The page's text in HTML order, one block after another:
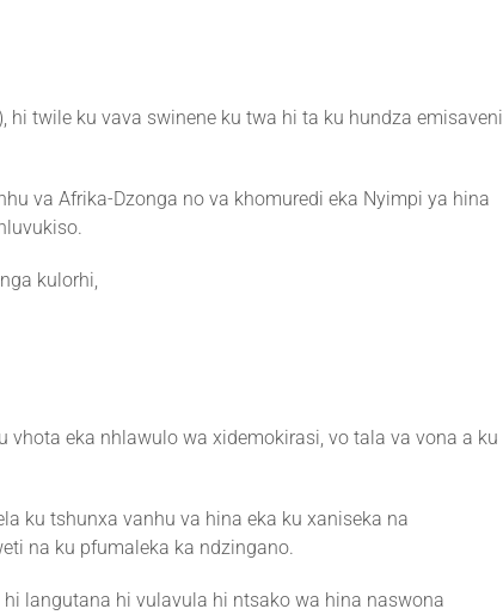
twile ku vava swinene ku twa hi ta ku hundza emisaveni
va Afrika-Dzonga no va khomuredi eka Nyimpi ya hina
kulorhi,
eka nhlawulo wa xidemokirasi, vo tala va vona a ku
ku tshunxa vanhu va hina eka ku xaniseka na
na ku pfumaleka ka ndzingano.
langutana hi vulavula hi ntsako wa hina naswona